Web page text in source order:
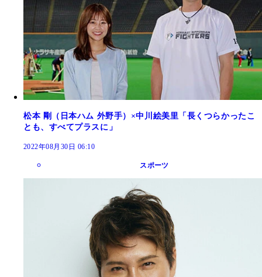
松本 剛（日本ハム 外野手）×中川絵美里「長くつらかったこ
とも、すべてプラスに」
2022年08月30日 06:10
スポーツ